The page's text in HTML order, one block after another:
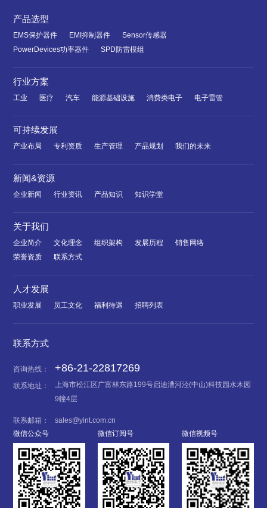
产品选型
EMS保护器件 EMI抑制器件
Sensor传感器
PowerDevices功率器件
SPD防雷模组
行业方案
工业 医疗 汽车 能源基础设施 消费类电子 电子雷管
可持续发展
产业布局 专利资质 生产管理 产品规划 我们的未来
新闻&资源
企业新闻 行业资讯 产品知识 知识学堂
关于我们
企业简介 文化理念 组织架构 发展历程
销售网络
荣誉资质
联系方式
人才发展
职业发展 员工文化 福利待遇 招聘列表
联系方式
咨询热线： +86-21-22817269
联系地址：
上海市松江区广富林东路199号启迪漕河泾(中山)科技园水木园
9幢4层
联系邮箱：
sales@yint.com.cn
微信公众号
微信订阅号 微信视频号